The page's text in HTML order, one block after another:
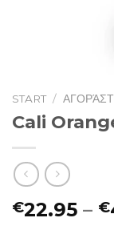
START /
Cali
€22.95 – €